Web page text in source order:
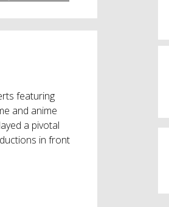
featuring
and anime
a pivotal
in front